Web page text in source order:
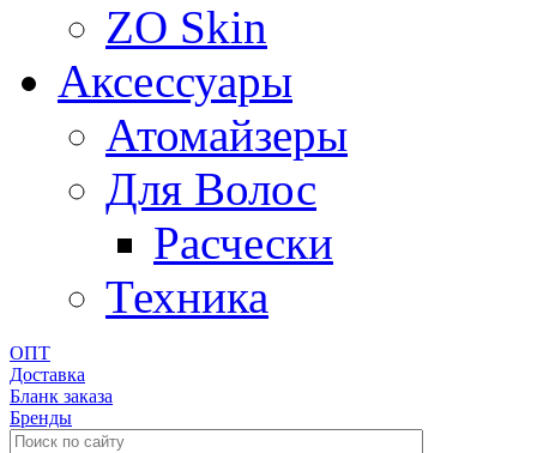
ZO Skin
Aксессуары
Атомайзеры
Для Волос
Расчески
Техника
ОПТ
Доставка
Бланк заказа
Бренды